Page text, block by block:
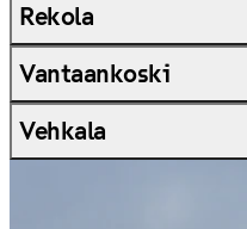
Rekola
Vantaankoski
Vehkala